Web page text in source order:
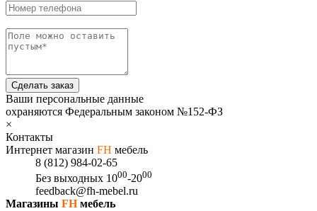
Сделать заказ
Ваши персональные данные
охраняются Федеральным законом №152-ФЗ
×
Контакты
Интернет магазин FH мебель
8 (812) 984-02-65
Без выходных 1000-2000
feedback@fh-mebel.ru
Магазины FHмебель